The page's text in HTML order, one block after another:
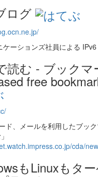
ログ
ーションズ社員による IPv6
読む - ブックマ
free
ド、メールを利用したブッ
cda/
もLinuxもター